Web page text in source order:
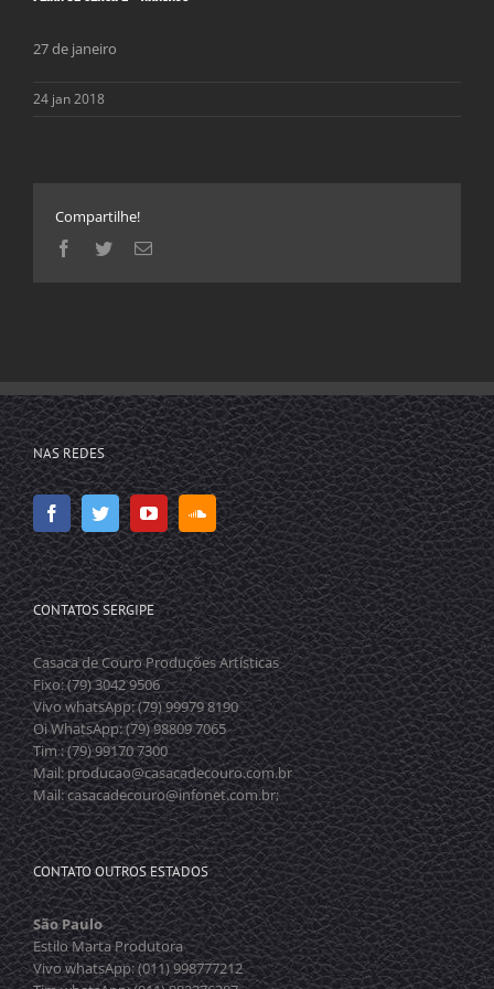
27 de janeiro
24 jan 2018
Compartilhe!
Facebook
TwitterE-
NAS REDES
CONTATOS SERGIPE
Casaca de Couro Produções Artísticas
Fixo: (79) 3042 9506
Vivo whatsApp: (79) 99979 8190
Oi WhatsApp: (79) 98809 7065
Tim : (79) 99170 7300
Mail: producao@casacadecouro.com.br
Mail: casacadecouro@infonet.com.br;
CONTATO OUTROS ESTADOS
São Paulo
Estilo Marta Produtora
Vivo whatsApp: (011) 998777212